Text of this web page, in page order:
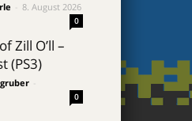
8. August 2026
0
Zill O’ll –
(PS3)
0